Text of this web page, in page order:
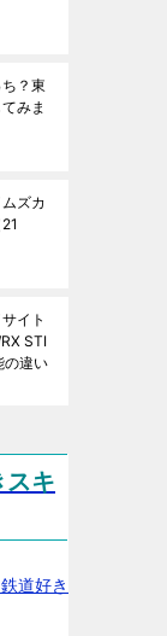
？東
みま
ズカ
21
イト
STI
の違い
スキ
道好き